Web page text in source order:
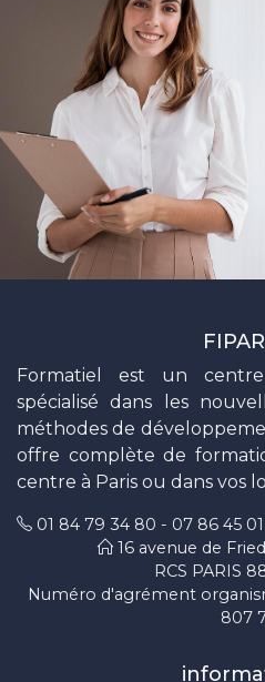
Formatiel est un
spécialisé dans les
méthodes de
offre complète de
centre à Paris ou dans vos
01 84 79 34 80 - 07 86 45
16 avenue de
RCS PARIS
Numéro d'agrément
807